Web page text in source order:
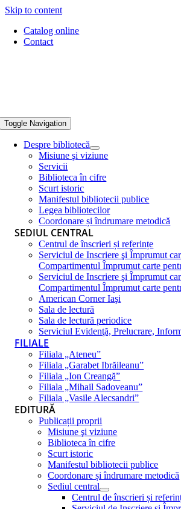
Skip to content
Catalog online
Contact
Toggle Navigation
Despre bibliotecă
Misiune şi viziune
Servicii
Biblioteca în cifre
Scurt istoric
Manifestul bibliotecii publice
Legea bibliotecilor
Coordonare și îndrumare metodică
SEDIUL CENTRAL
Centrul de înscrieri și referințe
Serviciul de Inscriere şi Împrumut
Compartimentul Împrumut carte
Serviciul de Inscriere şi Împrumut
Compartimentul Împrumut carte
American Corner Iaşi
Sala de lectură
Sala de lectură periodice
Serviciul Evidenţă, Prelucrare,
FILIALE
Filiala „Ateneu”
Filiala „Garabet Ibrăileanu”
Filiala „Ion Creangă”
Filiala „Mihail Sadoveanu”
Filiala „Vasile Alecsandri”
EDITURĂ
Publicații proprii
Misiune şi viziune
Biblioteca în cifre
Scurt istoric
Manifestul bibliotecii publice
Coordonare și îndrumare metodică
Sediul central
Centrul de înscrieri și